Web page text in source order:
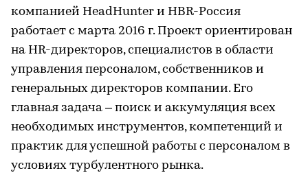
компанией HeadHunter и HBR-Россия
работает с марта 2016 г. Проект ориентирован
на HR-директоров, специалистов в области
управления персоналом, собственников и
генеральных директоров компании. Его
главная задача – поиск и аккумуляция всех
необходимых инструментов, компетенций и
практик для успешной работы с персоналом в
условиях турбулентного рынка.